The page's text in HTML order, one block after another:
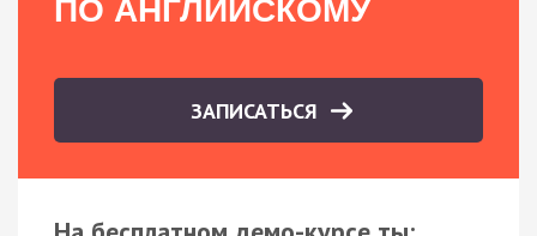
ПО АНГЛИЙСКОМУ
ЗАПИСАТЬСЯ